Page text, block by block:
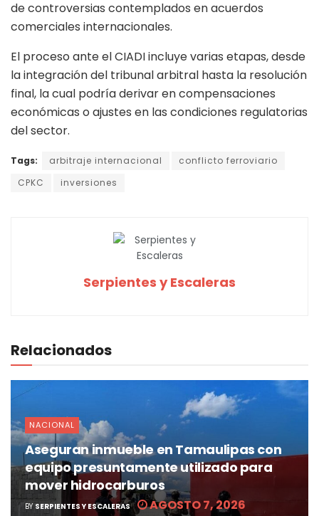
de controversias contemplados en acuerdos
comerciales internacionales.
El proceso ante el CIADI incluye varias etapas, desde
la integración del tribunal arbitral hasta la resolución
final, la cual podría derivar en compensaciones
económicas o ajustes en las condiciones regulatorias
del sector.
Tags: arbitraje internacional
conflicto ferroviario
CPKC
inversiones
Serpientes y Escaleras
Relacionados
NACIONAL
Aseguran inmueble en Tamaulipas con
equipo presuntamente utilizado para
mover hidrocarburos
BY SERPIENTES Y ESCALERAS AGOSTO 7, 2026